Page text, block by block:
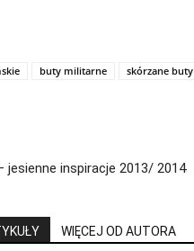
buty militarne skórzane buty
jesienne inspiracje 2013/ 2014
WIĘCEJ OD AUTORA